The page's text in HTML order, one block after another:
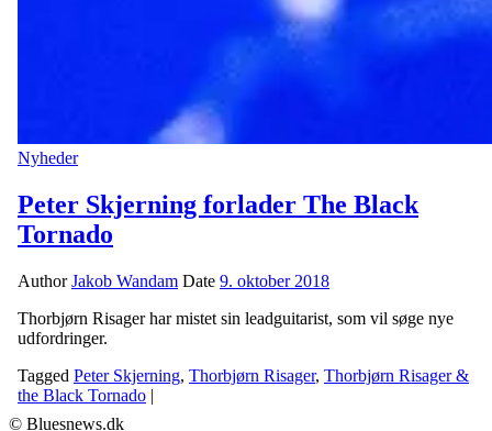
Nyheder
Peter Skjerning forlader The Black
Tornado
AuthorJakob Wandam Date 9. oktober 2018
Thorbjørn Risager har mistet sin leadguitarist, som vil søge nye
udfordringer.
Tagged Peter Skjerning, Thorbjørn Risager, Thorbjørn Risager &
the Black Tornado |
© Bluesnews.dk